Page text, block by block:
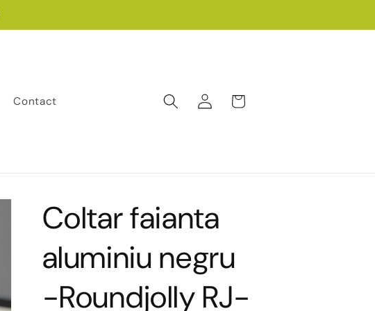
Contact
Conectați-
vă
Coș
Coltar faianta
aluminiu negru
-Roundjolly RJ-